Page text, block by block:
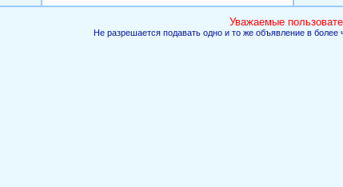
Уважаемые
Не разрешается подавать одно и то же объявление в